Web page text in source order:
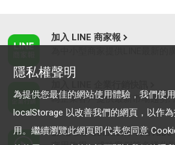
加入 LINE 商家報
為企業客戶提供最新市場趨勢,
LINE Biz-Solutions YouTube
隱私權聲明
為提供您最佳的網站使用體驗，我們使
localStorage 以改善我們的網頁，以作
用。繼續瀏覽此網頁即代表您同意